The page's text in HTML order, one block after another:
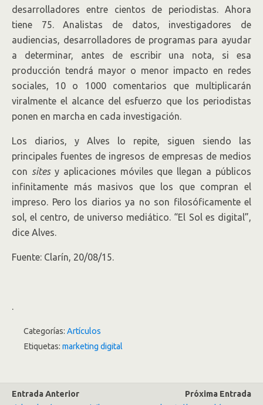
desarrolladores entre cientos de periodistas. Ahora
tiene 75. Analistas de datos, investigadores de
audiencias, desarrolladores de programas para ayudar
a determinar, antes de escribir una nota, si esa
producción tendrá mayor o menor impacto en redes
sociales, 10 o 1000 comentarios que multiplicarán
viralmente el alcance del esfuerzo que los periodistas
ponen en marcha en cada investigación.
Los diarios, y Alves lo repite, siguen siendo las
principales fuentes de ingresos de empresas de medios
con sitesy aplicaciones móviles que llegan a públicos
infinitamente más masivos que los que compran el
impreso. Pero los diarios ya no son filosóficamente el
sol, el centro, de universo mediático. “El Sol es digital”,
dice Alves.
Fuente: Clarín, 20/08/15.
.
Categorías: Artículos
Etiquetas: marketing digital
Entrada Anterior
Próxima Entrada